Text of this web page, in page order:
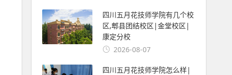
四川五月花技师学院有几个校
区,郫县团结校区|金堂校区|
康定分校
2026-08-07
四川五月花技师学院怎么样|